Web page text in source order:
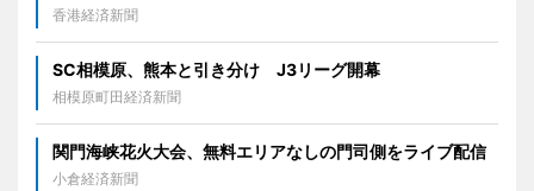
香港経済新聞
SC相模原、熊本と引き分け J3リーグ開幕
相模原町田経済新聞
関門海峡花火大会、無料エリアなしの門司側をライブ配信
小倉経済新聞